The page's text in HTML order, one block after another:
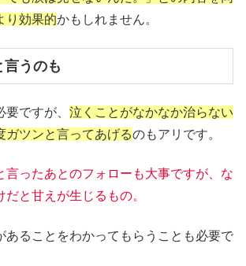
り効果的かもしれません。
言うのも
ですが、 泣くことがなかなか治らない
ガツンと言ってあげるのもアリです。
言ったあとのフォローも大事ですが、な
と甘えが生じるもの。
あることをわかってもらうことも必要で